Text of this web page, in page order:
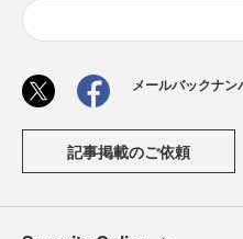
メールバックナン
記事掲載のご依頼